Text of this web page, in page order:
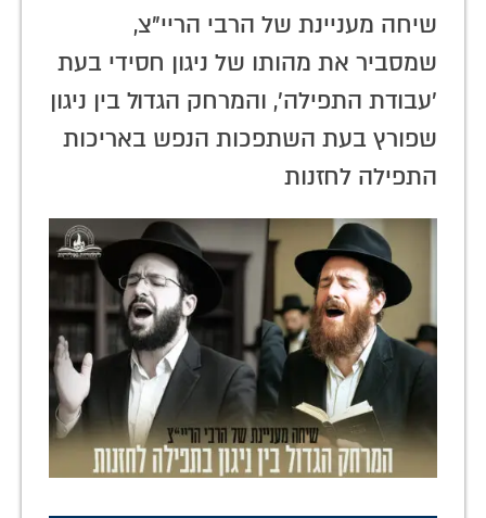
שיחה מעניינת של הרבי הריי"צ,
שמסביר את מהותו של ניגון חסידי בעת
'עבודת התפילה', והמרחק הגדול בין ניגון
שפורץ בעת השתפכות הנפש באריכות
התפילה לחזנות